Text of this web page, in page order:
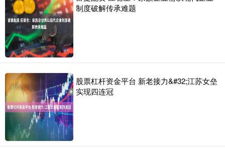
制度破解传承难题
股票杠杆资金平台 新老接力&#32;江苏女垒
实现四连冠